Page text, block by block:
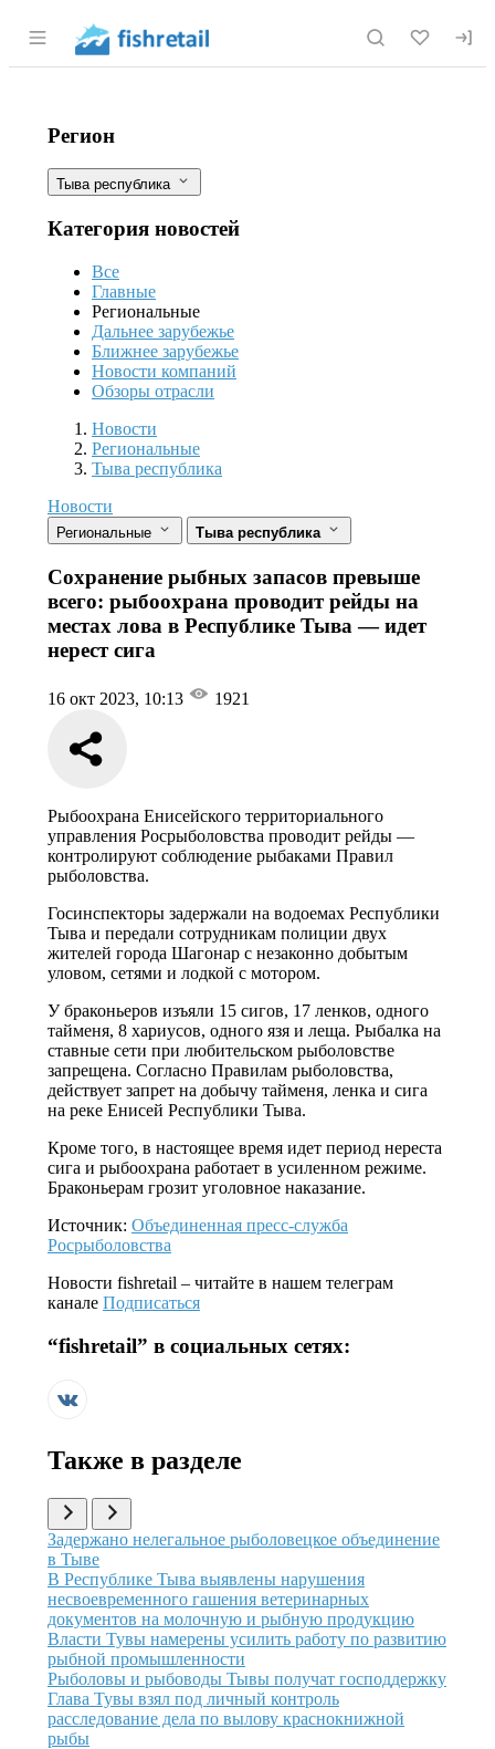
Раздел навигации по сайту fishretail.ru
Сохранение рыбных запасов
Фильтры
Регион
Тыва республика
Категория новостей
Все
Главные
Региональные
Дальнее зарубежье
Ближнее зарубежье
Новости компаний
Обзоры отрасли
Новости
Разделы
Новости
Региональные
Тыва республика
Новости
Региональные Тыва республика
Сохранение рыбных запасов превыше
всего: рыбоохрана проводит рейды на
местах лова в Республике Тыва — идет
нерест сига
16 окт 2023, 10:13 1921
Рыбоохрана Енисейского территориального
управления Росрыболовства проводит рейды —
контролируют соблюдение рыбаками Правил
рыболовства.
Госинспекторы задержали на водоемах Республики
Тыва и передали сотрудникам полиции двух
жителей города Шагонар с незаконно добытым
уловом, сетями и лодкой с мотором.
У браконьеров изъяли 15 сигов, 17 ленков, одного
тайменя, 8 хариусов, одного язя и леща. Рыбалка на
ставные сети при любительском рыболовстве
запрещена. Согласно Правилам рыболовства,
действует запрет на добычу тайменя, ленка и сига
на реке Енисей Республики Тыва.
Кроме того, в настоящее время идет период нереста
сига и рыбоохрана работает в усиленном режиме.
Браконьерам грозит уголовное наказание.
Источник: Объединенная пресс-служба
Росрыболовства
Новости fishretail – читайте в нашем телеграм
канале Подписаться
“fishretail” в социальных сетях:
Также в разделе
Иллюстрация новости
Задержано нелегальное рыболовецкое объединение
в Тыве
Иллюстрация новости
В Республике Тыва выявлены нарушения
несвоевременного гашения ветеринарных
документов на молочную и рыбную продукцию
Иллюстрация новости
Власти Тувы намерены усилить работу по развитию
рыбной промышленности
Иллюстрация новости
Рыболовы и рыбоводы Тывы получат господдержку
Иллюстрация новости
Глава Тувы взял под личный контроль
расследование дела по вылову краснокнижной
рыбы